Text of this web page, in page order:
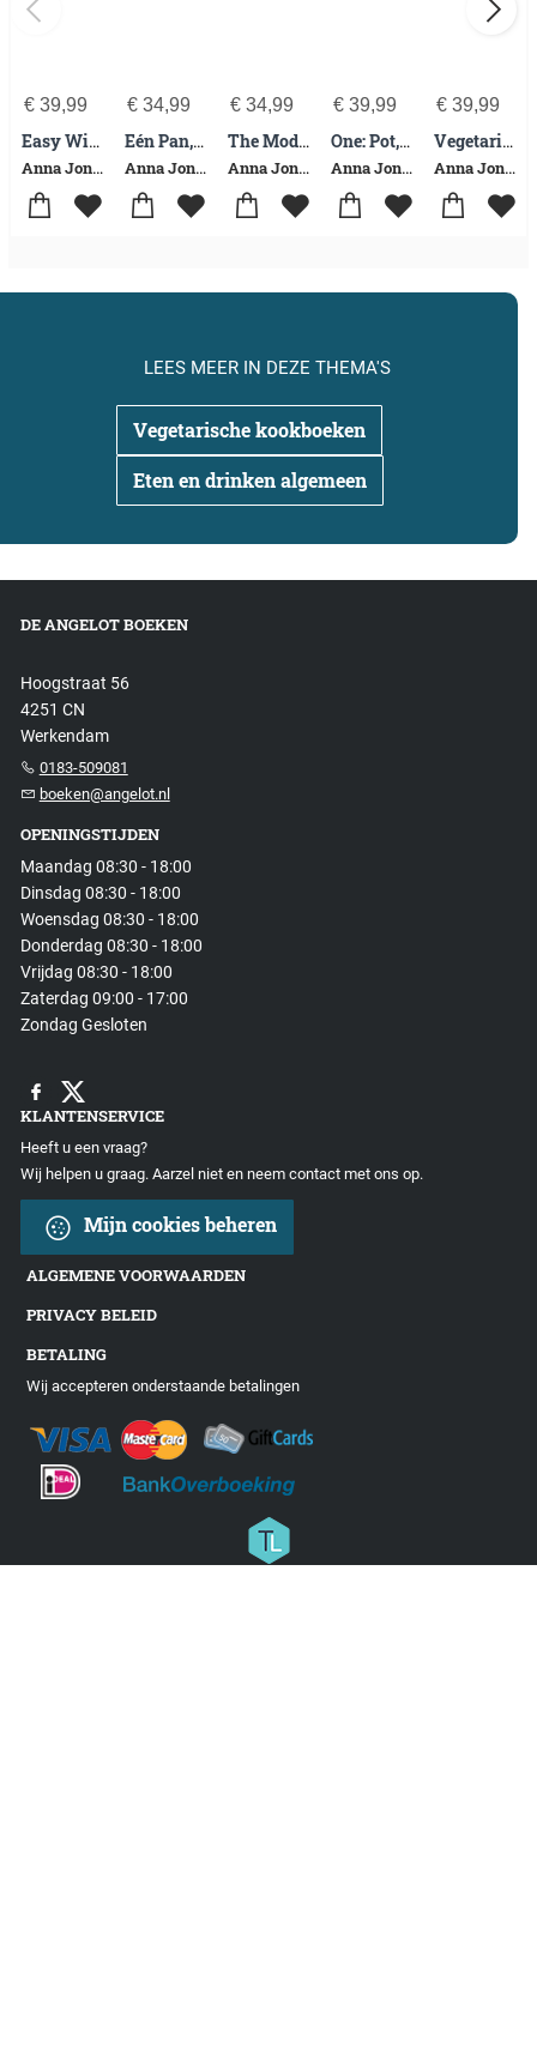
€39,99
Easy Wins
Anna Jones
€34,99
Eén Pan, Plaat, Planeet
Anna Jones
€ 34,99
The Modern Cook’s Year
Anna Jones
€ 39,99
One: Pot, Pan, Planet
Anna Jones
€ 39,99
Vegetarisch het jaar door
Anna Jones
Vegetarische kookboeken
Eten en drinken algemeen
LEES MEER IN DEZE THEMA'S
DE ANGELOT BOEKEN
Hoogstraat 56
4251 CN
Werkendam
0183-509081
boeken@angelot.nl
OPENINGSTIJDEN
Maandag 08:30 - 18:00
Dinsdag 08:30 - 18:00
Woensdag 08:30 - 18:00
Donderdag 08:30 - 18:00
Vrijdag 08:30 - 18:00
Zaterdag 09:00 - 17:00
Zondag Gesloten
KLANTENSERVICE
Heeft u een vraag?
Wij helpen u graag. Aarzel niet en neem contact met ons op.
Mijn cookies beheren
ALGEMENE VOORWAARDEN
PRIVACY BELEID
BETALING
Wij accepteren onderstaande betalingen